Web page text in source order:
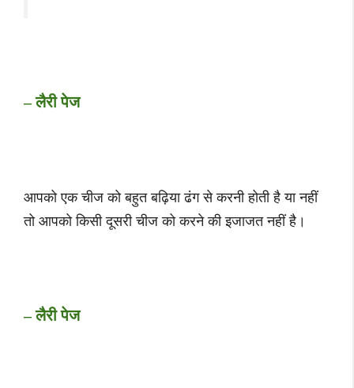
– लैरी पेज
आपको एक चीज को बहुत बढ़िया ढंग से करनी होती है या नहीं
तो आपको किसी दूसरी चीज को करने की इजाजत नहीं है।
– लैरी पेज